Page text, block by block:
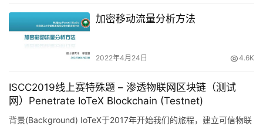
加密移动流量分析方法
2022年4月24日 4.6K
ISCC2019线上赛特殊题 – 渗透物联网区块链（测试
网）Penetrate IoTeX Blockchain (Testnet)
背景(Background) IoTeX于2017年开始我们的旅程，建立可信物联